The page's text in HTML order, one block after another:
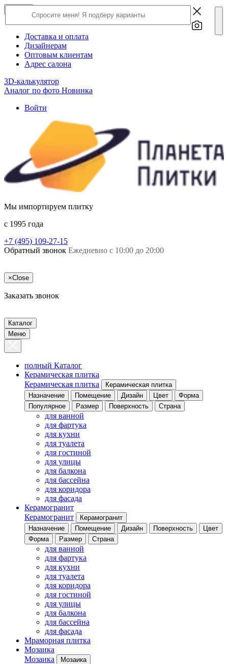
О компании
Доставка и оплата
Дизайнерам
Оптовым клиентам
Адрес салона
3D-калькулятор
Аналог по фото Новинка
Войти
Мы импортируем плитку
c 1995 года
+7 (495) 109-27-15
Обратный звонок Ежедневно с 10:00 до 20:00
×Close
Заказать звонок
Каталог
Меню
полный Каталог
Керамическая плитка
Керамическая плитка
Керамическая плитка
Назначение
Помещение Дизайн Цвет
Форма
Популярное
Размер Поверхность Страна
для ванной
для фартука
для кухни
для туалета
для гостиной
для улицы
для балкона
для бассейна
для коридора
для фасада
Керамогранит
Керамогранит
Керамогранит
Назначение
Помещение Дизайн Поверхность
Цвет
Форма
Размер Страна
для ванной
для фартука
для кухни
для туалета
для коридора
для гостиной
для улицы
для балкона
для бассейна
для фасада
Мраморная плитка
Мозаика
Мозаика
Мозаика